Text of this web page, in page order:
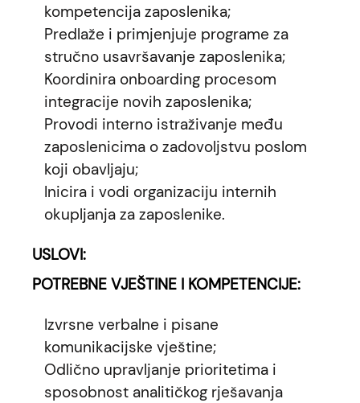
kompetencija zaposlenika;
Predlaže i primjenjuje programe za
stručno usavršavanje zaposlenika;
Koordinira onboarding procesom
integracije novih zaposlenika;
Provodi interno istraživanje među
zaposlenicima o zadovoljstvu poslom
koji obavljaju;
Inicira i vodi organizaciju internih
okupljanja za zaposlenike.
USLOVI:
POTREBNE VJEŠTINE I KOMPETENCIJE:
Izvrsne verbalne i pisane
komunikacijske vještine;
Odlično upravljanje prioritetima i
sposobnost analitičkog rješavanja